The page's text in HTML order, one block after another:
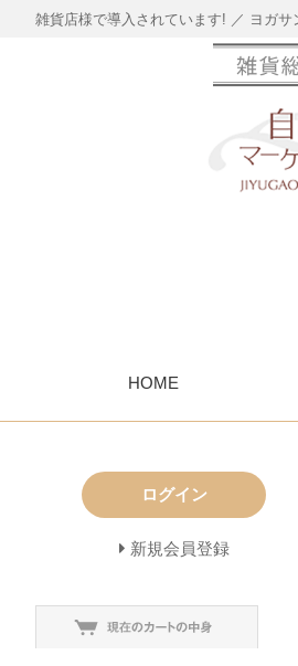
雑貨店様で導入されています! ／ ヨガ
HOME
ログイン
新規会員登録